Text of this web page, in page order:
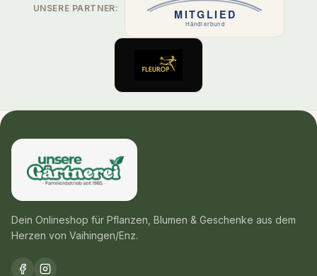
UNSERE PARTNER:
Dein Onlineshop für Pflanzen, Blumen & Geschenke aus dem
Herzen von Vaihingen/Enz.